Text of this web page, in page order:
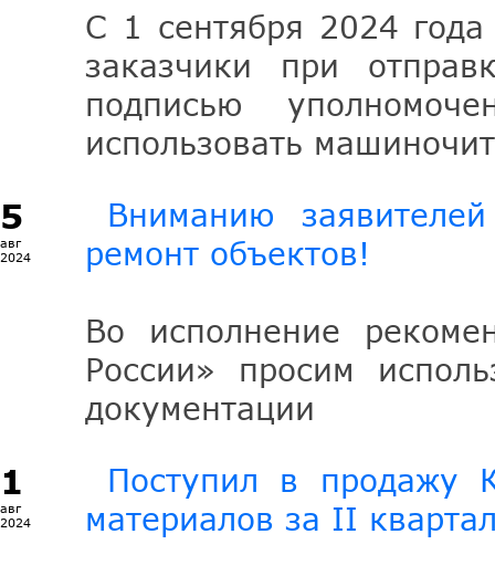
С 1 сентября 2024
заказчики при
подписью
использовать
5
авг
2024
Вниманию
ремонт объектов!
Во исполнение
России» просим
документации
1
авг
2024
Поступил в продажу
материалов за II